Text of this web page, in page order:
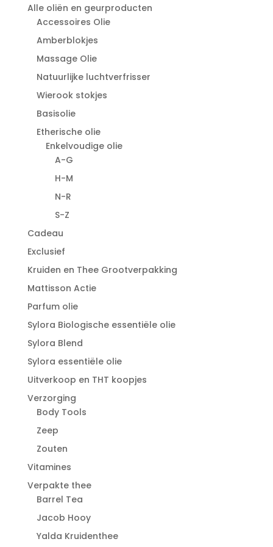
Alle oliën en geurproducten
Accessoires Olie
Amberblokjes
Massage Olie
Natuurlijke luchtverfrisser
Wierook stokjes
Basisolie
Etherische olie
Enkelvoudige olie
A-G
H-M
N-R
S-Z
Cadeau
Exclusief
Kruiden en Thee Grootverpakking
Mattisson Actie
Parfum olie
Sylora Biologische essentiële olie
Sylora Blend
Sylora essentiële olie
Uitverkoop en THT koopjes
Verzorging
Body Tools
Zeep
Zouten
Vitamines
Verpakte thee
Barrel Tea
Jacob Hooy
Yalda Kruidenthee